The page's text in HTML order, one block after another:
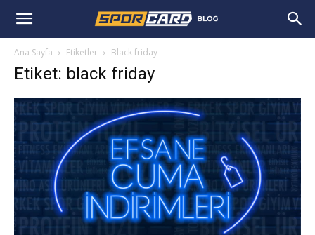
Ana Sayfa Etiketler Black friday
Etiket: black friday